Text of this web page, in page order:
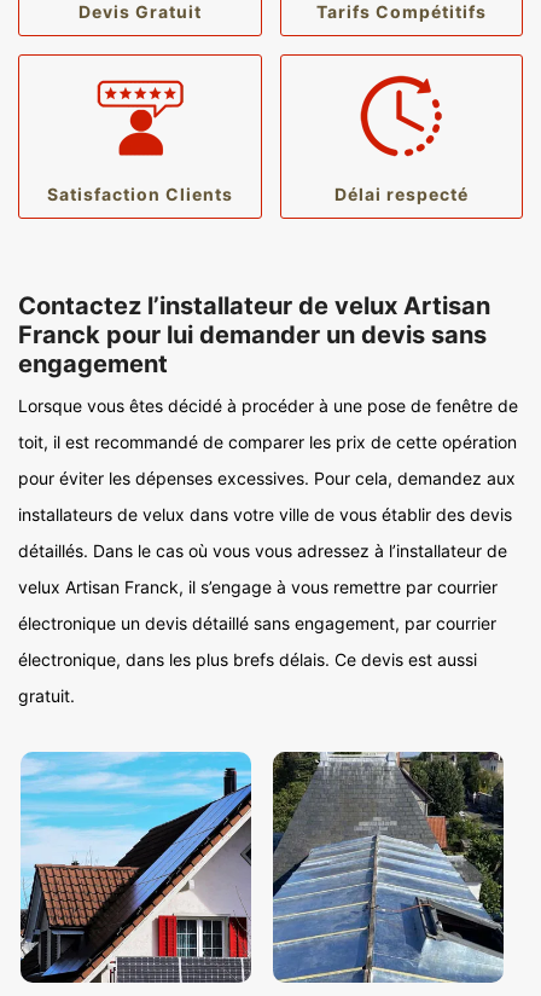
Devis Gratuit Tarifs Compétitifs
Satisfaction Clients Délai respecté
Contactez l’installateur de velux Artisan
Franck pour lui demander un devis sans
engagement
Lorsque vous êtes décidé à procéder à une pose de fenêtre de
toit, il est recommandé de comparer les prix de cette opération
pour éviter les dépenses excessives. Pour cela, demandez aux
installateurs de velux dans votre ville de vous établir des devis
détaillés. Dans le cas où vous vous adressez à l’installateur de
velux Artisan Franck, il s’engage à vous remettre par courrier
électronique un devis détaillé sans engagement, par courrier
électronique, dans les plus brefs délais. Ce devis est aussi
gratuit.